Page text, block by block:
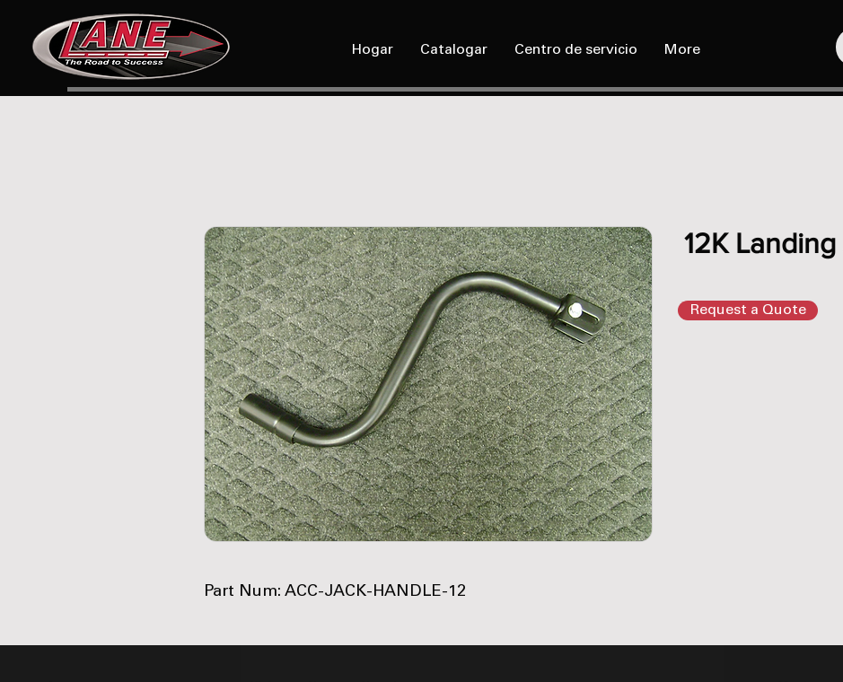
Hogar Catalogar Centro de servicio More
Part Num: ACC-JACK-HANDLE-12
12K
Request a Quote